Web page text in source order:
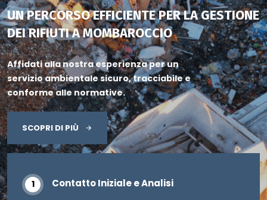
UN PERCORSO EFFICIENTE PER LA GESTIONE
DEI RIFIUTI A MOMBAROCCIO
Affidati alla nostra esperienza per un
servizio ambientale sicuro, tracciabile e
conforme alle normative.
SCOPRI DI PIÙ
Contatto Iniziale e Analisi